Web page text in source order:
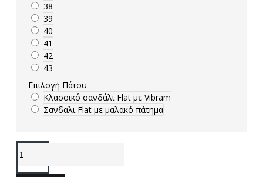
38
39
40
41
42
43
Επιλογή Πάτου
Κλασσικό σανδάλι Flat με Vibram
Σανδαλι Flat με μαλακό πάτημα